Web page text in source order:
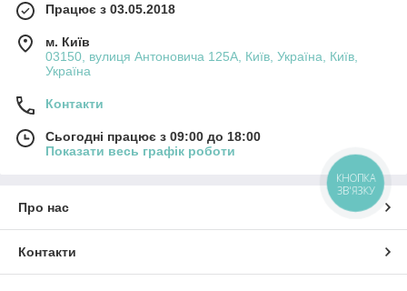
Працює з 03.05.2018
м. Київ
03150, вулиця Антоновича 125А, Київ, Україна, Київ,
Україна
Контакти
Сьогодні працює з 09:00 до 18:00
Показати весь графік роботи
Про нас
Контакти
КНОПКА
ЗВ'ЯЗКУ